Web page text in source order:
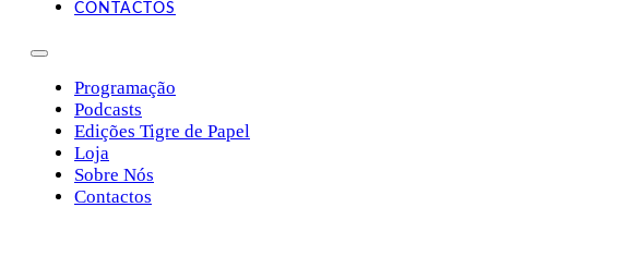
CONTACTOS
Programação
Podcasts
Edições Tigre de Papel
Loja
Sobre Nós
Contactos